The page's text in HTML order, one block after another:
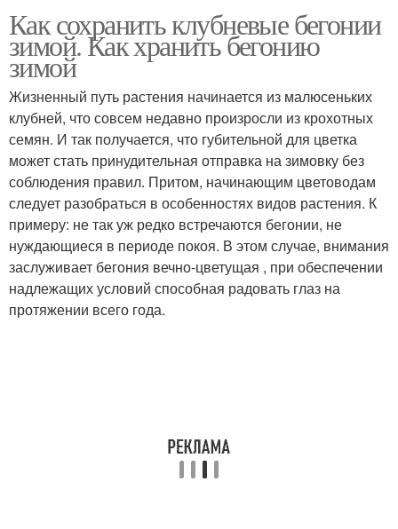
Клубневые бегонии
Как сохранить клубневые бегонии
зимой. Как хранить бегонию
зимой
Жизненный путь растения начинается из малюсеньких
клубней, что совсем недавно произросли из крохотных
семян. И так получается, что губительной для цветка
может стать принудительная отправка на зимовку без
соблюдения правил. Притом, начинающим цветоводам
следует разобраться в особенностях видов растения. К
примеру: не так уж редко встречаются бегонии, не
нуждающиеся в периоде покоя. В этом случае, внимания
заслуживает бегония вечно-цветущая , при обеспечении
надлежащих условий способная радовать глаз на
протяжении всего года.